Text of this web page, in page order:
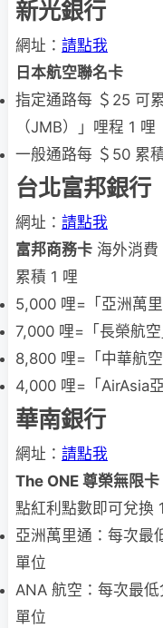
新光銀行
網址： 請點我
日本航空聯名卡
指定通路每 ＄25 可
（JMB）」哩程 1 哩
一般通路每 ＄50 累
台北富邦銀行
網址： 請點我
富邦商務卡 海外消
累積 1 哩
5,000 哩=「亞洲萬
7,000 哩=「長榮航
8,800 哩=「中華航
4,000 哩=「AirAsia
華南銀行
網址： 請點我
The ONE 尊榮無限卡
點紅利點數即可兌換
亞洲萬里通：每次最
單位
ANA 航空：每次最
單位